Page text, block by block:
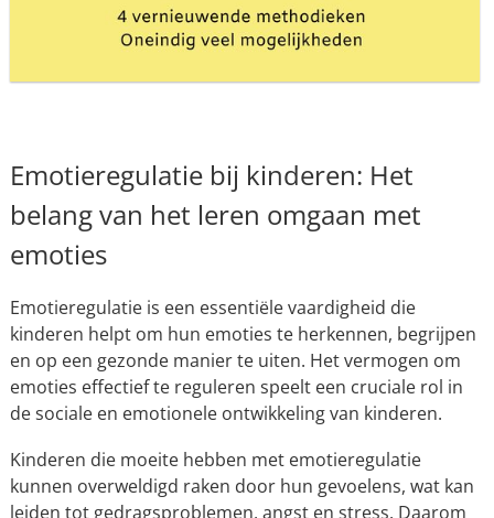
Emotieregulatie bij kinderen: Het
belang van het leren omgaan met
emoties
Emotieregulatie is een essentiële vaardigheid die
kinderen helpt om hun emoties te herkennen, begrijpen
en op een gezonde manier te uiten. Het vermogen om
emoties effectief te reguleren speelt een cruciale rol in
de sociale en emotionele ontwikkeling van kinderen.
Kinderen die moeite hebben met emotieregulatie
kunnen overweldigd raken door hun gevoelens, wat kan
leiden tot gedragsproblemen, angst en stress. Daarom